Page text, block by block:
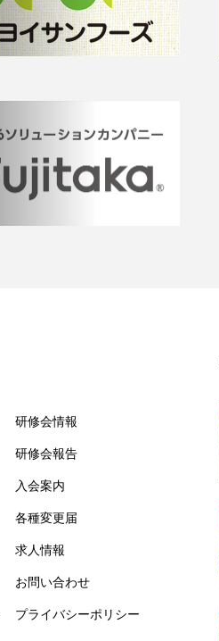
研修会情報
研修会報告
入会案内
各種変更届
求人情報
お問い合わせ
プライバシーポリシー